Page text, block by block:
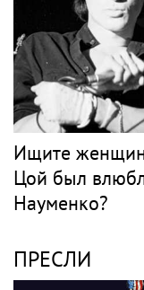
Ищите
Цой был
Науменко?
ПРЕСЛИ